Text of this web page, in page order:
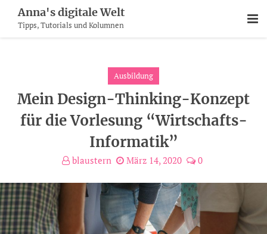
Content
Anna's digitale Welt
Tipps, Tutorials und Kolumnen
Ausbildung
Mein Design-Thinking-Konzept
für die Vorlesung “Wirtschafts-
Informatik”
blaustern März 14, 2020 0